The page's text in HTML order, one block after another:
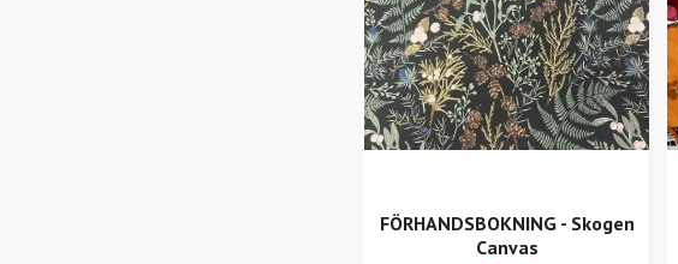
FÖRHANDSBOKNING - Skogen
Canvas